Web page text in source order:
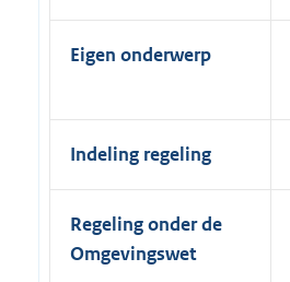
Eigen onderwerp
Indeling regeling
Regeling onder de
Omgevingswet